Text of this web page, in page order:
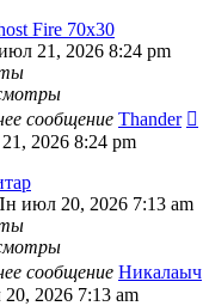
Fire 70х30
21, 2026 8:24 pm
сообщение Thander
2026 8:24 pm
июл 20, 2026 7:13 am
сообщение Никалаыч
2026 7:13 am